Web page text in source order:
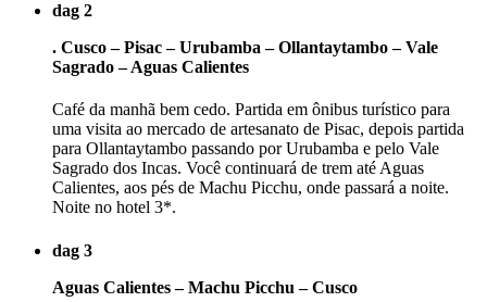
dag 2
. Cusco – Pisac – Urubamba – Ollantaytambo – Vale
Sagrado – Aguas Calientes
Café da manhã bem cedo. Partida em ônibus turístico para
uma visita ao mercado de artesanato de Pisac, depois partida
para Ollantaytambo passando por Urubamba e pelo Vale
Sagrado dos Incas. Você continuará de trem até Aguas
Calientes, aos pés de Machu Picchu, onde passará a noite.
Noite no hotel 3*.
dag 3
Aguas Calientes – Machu Picchu – Cusco